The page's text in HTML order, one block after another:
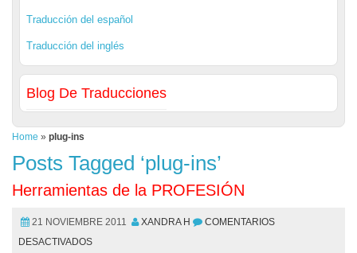
Traducción del español
Traducción del inglés
Blog De Traducciones
Home » plug-ins
Posts Tagged ‘plug-ins’
Herramientas de la PROFESIÓN
21 NOVIEMBRE 2011 XANDRA H
COMENTARIOS
DESACTIVADOS